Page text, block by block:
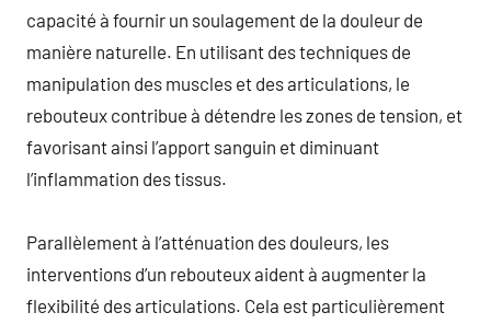
capacité à fournir un soulagement de la douleur de
manière naturelle. En utilisant des techniques de
manipulation des muscles et des articulations, le
rebouteux contribue à détendre les zones de tension, et
favorisant ainsi l’apport sanguin et diminuant
l’inflammation des tissus.
Parallèlement à l’atténuation des douleurs, les
interventions d’un rebouteux aident à augmenter la
flexibilité des articulations. Cela est particulièrement